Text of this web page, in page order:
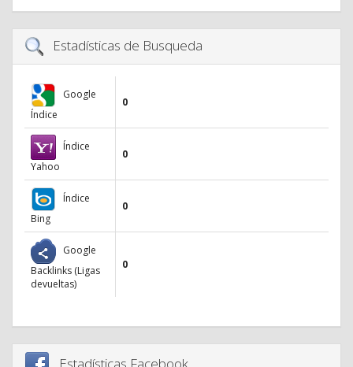
Estadísticas de Busqueda
Google
Índice
0
Índice
Yahoo
0
Índice
Bing
0
Google
Backlinks (Ligas
devueltas)
0
Estadísticas Facebook